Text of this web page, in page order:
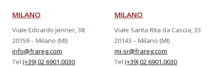
MILANO
Viale Edoardo Jenner, 38
20159 – Milano (MI)
info@frareg.com
Tel(+39) 02 6901.0030
MILANO
Viale Santa Rita da Cascia, 33
20143 – Milano (MI)
mi-sr@frareg.com
Tel(+39) 02 6901.0030